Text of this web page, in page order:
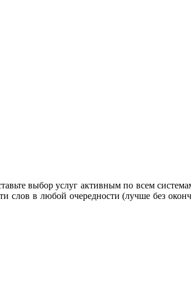
выбор услуг активным по всем
в любой очередности (лучше без